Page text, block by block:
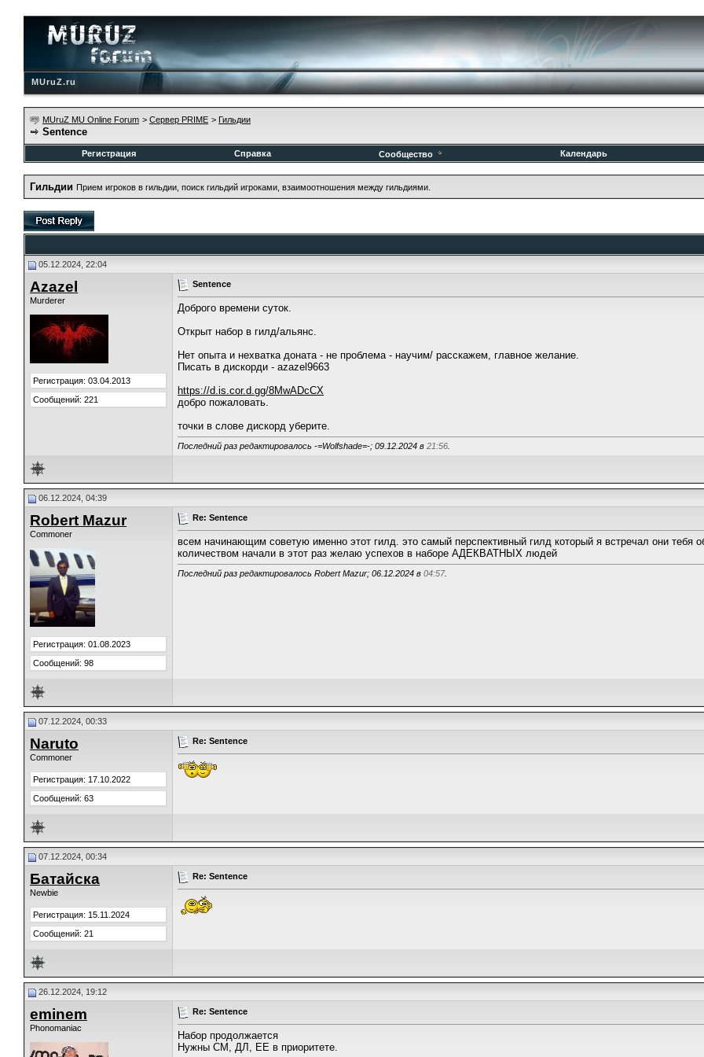
MUruZ.ru
MUruZ MU Online Forum > Сервер PRIME > Гильдии
Sentence
Регистрация Справка Сообщество Календарь
Гильдии Прием игроков в гильдии, поиск гильдий игроками, взаимоотношения между гильдиями.
05.12.2024, 22:04
Azazel
Murderer
Регистрация: 03.04.2013
Сообщений: 221
Sentence
Доброго времени суток.
Открыт набор в гилд/альянс.
Нет опыта и нехватка доната - не проблема - научим/ расскажем, главное желание.
Писать в дискорди - azazel9663
https://d.is.cor.d.gg/8MwADcCX
добро пожаловать.
точки в слове дискорд уберите.
Последний раз редактировалось -=Wolfshade=-; 09.12.2024 в 21:56
06.12.2024, 04:39
Robert Mazur
Commoner
Регистрация: 01.08.2023
Сообщений: 98
Re: Sentence
всем начинающим советую именно этот гилд. это самый перспективный гилд который я встречал они тебя
количеством начали в этот раз желаю успехов в наборе АДЕКВАТНЫХ людей
Последний раз редактировалось Robert Mazur; 06.12.2024 в 04:57.
07.12.2024, 00:33
Naruto
Commoner
Регистрация: 17.10.2022
Сообщений: 63
Re: Sentence
07.12.2024, 00:34
Батайска
Newbie
Регистрация: 15.11.2024
Сообщений: 21
Re: Sentence
26.12.2024, 19:12
eminem
Phonomaniac
Re: Sentence
Набор продолжается
Нужны СМ, ДЛ, ЕЕ в приоритете.